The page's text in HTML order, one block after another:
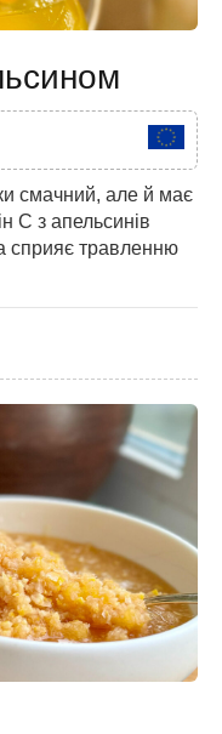
смачний, але й має
С з апельсинів
сприяє травленню